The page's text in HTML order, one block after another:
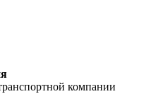
компании